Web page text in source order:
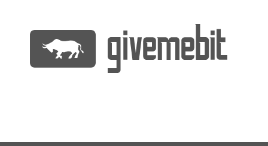
содержимому